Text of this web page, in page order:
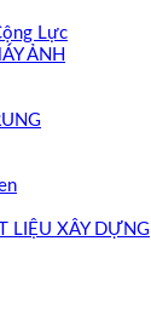
Lực
ẢNH
LIỆU XÂY DỰNG